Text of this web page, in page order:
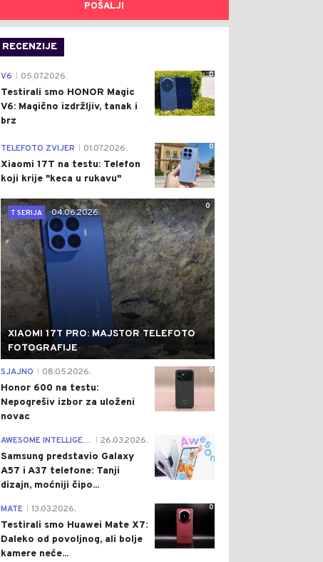
POŠALJI
RECENZIJE
0
V6 05.07.2026.
Testirali smo HONOR Magic
V6: Magično izdržljiv, tanak i
brz
0
TELEFOTO ZVIJER 01.07.2026.
Xiaomi 17T na testu: Telefon
koji krije "keca u rukavu"
0
T SERIJA
04.06.2026.
XIAOMI 17T PRO: MAJSTOR TELEFOTO
FOTOGRAFIJE
0
SJAJNO 08.05.2026.
Honor 600 na testu:
Nepogrešiv izbor za uloženi
novac
AWESOME INTELLIGENCE 26.03.2026.
Samsung predstavio Galaxy
A57 i A37 telefone: Tanji
dizajn, moćniji čipo...
0
MATE 13.03.2026.
Testirali smo Huawei Mate X7:
Daleko od povoljnog, ali bolje
kamere neće...